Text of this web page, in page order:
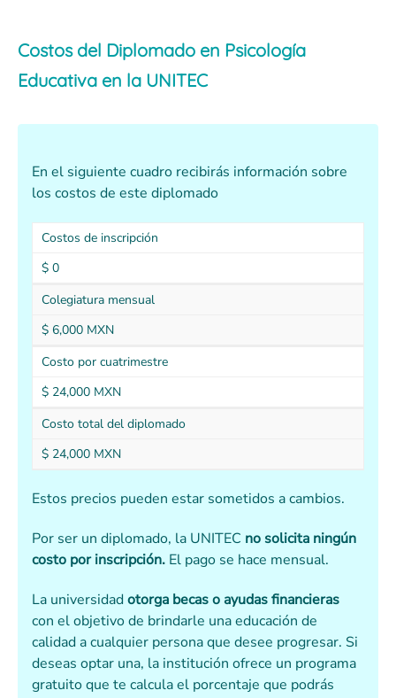
Costos del Diplomado en Psicología
Educativa en la UNITEC
En el siguiente cuadro recibirás información sobre
los costos de este diplomado
Costos de inscripción
$ 0
Colegiatura mensual
$ 6,000 MXN
Costo por cuatrimestre
$ 24,000 MXN
Costo total del diplomado
$ 24,000 MXN
Estos precios pueden estar sometidos a cambios.
Por ser un diplomado, la UNITEC no solicita ningún
costo por inscripción. El pago se hace mensual.
La universidadotorga becas o ayudas financieras
con el objetivo de brindarle una educación de
calidad a cualquier persona que desee progresar. Si
deseas optar una, la institución ofrece un programa
gratuito que te calcula el porcentaje que podrás